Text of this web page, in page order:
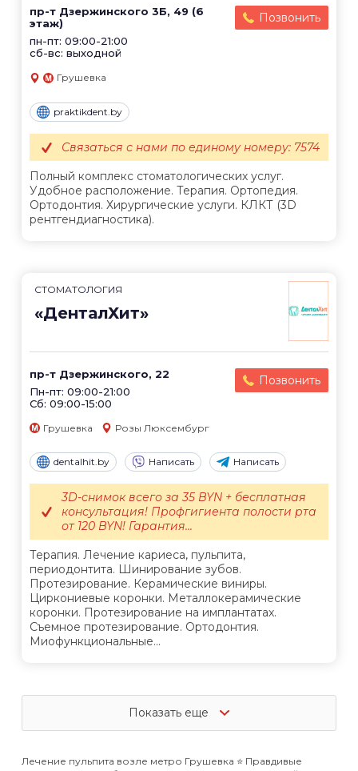
пр-т Дзержинского 3Б, 49 (6
этаж)
пн-пт: 09:00-21:00
сб-вс: выходной
Позвонить
Грушевка
praktikdent.by
Полный комплекс стоматологических услуг.
Удобное расположение. Терапия. Ортопедия.
Ортодонтия. Хирургические услуги. КЛКТ (3D
рентгендиагностика).
Связаться с нами по единому номеру: 7574
СТОМАТОЛОГИЯ
«ДенталХит»
пр-т Дзержинского, 22
Пн-пт: 09:00-21:00
Сб: 09:00-15:00
Позвонить
Грушевка Розы Люксембург
dentalhit.by Написать Написать
Терапия. Лечение кариеса, пульпита,
периодонтита. Шинирование зубов.
Протезирование. Керамические виниры.
Циркониевые коронки. Металлокерамические
коронки. Протезирование на имплантатах.
Съемное протезирование. Ортодонтия.
Миофункциональные...
3D-снимок всего за 35 BYN + бесплатная
консультация! Профгигиента полости рта
от 120 BYN! Гарантия...
Показать еще
Лечение пульпита возле метро Грушевка ⭐️ Правдивые